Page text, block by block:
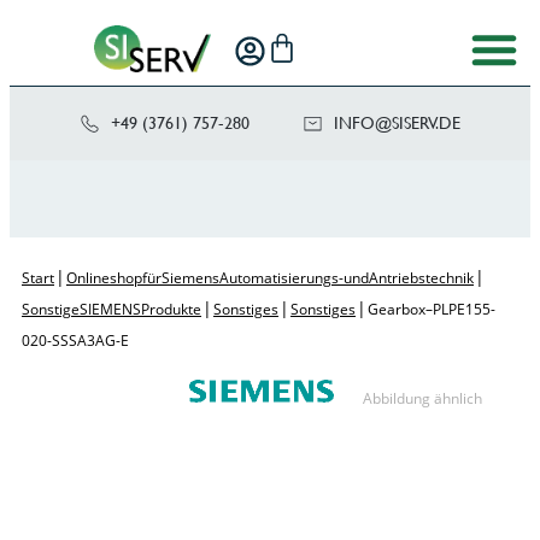
+49 (3761) 757-280 ED.VRE
SIS@OF
NI
Start | Onlineshop für Siemens Automatisierungs- und Antriebstechnik |
Sonstige SIEMENS Produkte | Sonstiges | Sonstiges | Gearbox – PLPE155-
020-SSSA3AG-E
Abbildung ähnlich